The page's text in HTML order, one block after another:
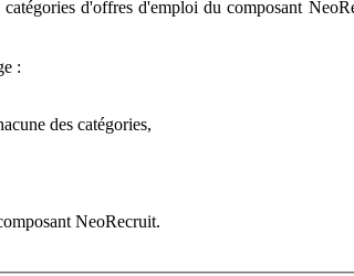
d'offres d'emploi du composant
:
des catégories,
NeoRecruit.